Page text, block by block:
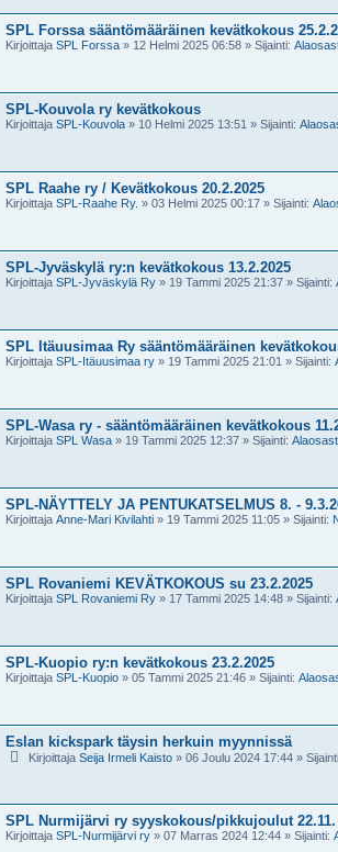
SPL Forssa sääntömääräinen kevätkokous
Kirjoittaja SPL Forssa » 12 Helmi 2025 06:58 » Sijainti:
SPL-Kouvola ry kevätkokous
Kirjoittaja SPL-Kouvola » 10 Helmi 2025 13:51 » Sijainti:
SPL Raahe ry / Kevätkokous 20.2.2025
Kirjoittaja SPL-Raahe Ry. » 03 Helmi 2025 00:17 » Sijainti:
SPL-Jyväskylä ry:n kevätkokous 13.2.2025
Kirjoittaja SPL-Jyväskylä Ry » 19 Tammi 2025 21:37 » Sijainti:
SPL Itäuusimaa Ry sääntömääräinen
Kirjoittaja SPL-Itäuusimaa ry » 19 Tammi 2025 21:01 » Sijainti:
SPL-Wasa ry - sääntömääräinen kevätkokous
Kirjoittaja SPL Wasa » 19 Tammi 2025 12:37 » Sijainti:
SPL-NÄYTTELY JA PENTUKATSELMUS 8. -
Kirjoittaja Anne-Mari Kivilahti » 19 Tammi 2025 11:05 » Sijainti:
SPL Rovaniemi KEVÄTKOKOUS su 23.2.2025
Kirjoittaja SPL Rovaniemi Ry » 17 Tammi 2025 14:48 » Sijainti:
SPL-Kuopio ry:n kevätkokous 23.2.2025
Kirjoittaja SPL-Kuopio » 05 Tammi 2025 21:46 » Sijainti:
Eslan kickspark täysin herkuin myynnissä
Kirjoittaja Seija Irmeli Kaisto » 06 Joulu 2024 17:44 »
SPL Nurmijärvi ry syyskokous/pikkujoulut
Kirjoittaja SPL-Nurmijärvi ry » 07 Marras 2024 12:44 » Sijainti: